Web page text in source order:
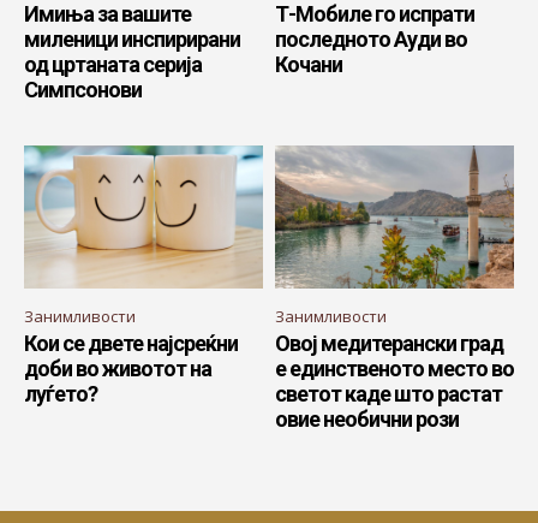
Имиња за вашите
миленици инспирирани
од цртаната серија
Симпсонови
Т-Мобиле го испрати
последното Ауди во
Кочани
Занимливости
Кои се двете најсреќни
доби во животот на
луѓето?
Занимливости
Овој медитерански град
е единственото место во
светот каде што растат
овие необични рози